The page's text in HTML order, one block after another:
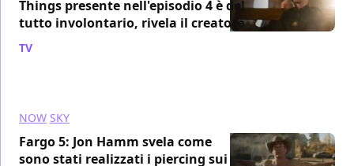
Things presente nell'episodio 4 è del
tutto involontario, rivela il creatore
TV
NOW SKY
Fargo 5: Jon Hamm svela come
sono stati realizzati i piercing sui